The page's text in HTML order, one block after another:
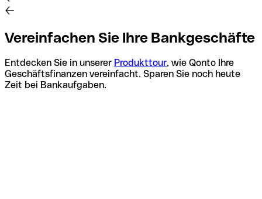
Vereinfachen Sie Ihre Bankgeschäfte
Entdecken Sie in unserer Produkttour, wie Qonto Ihre
Geschäftsfinanzen vereinfacht. Sparen Sie noch heute
Zeit bei Bankaufgaben.